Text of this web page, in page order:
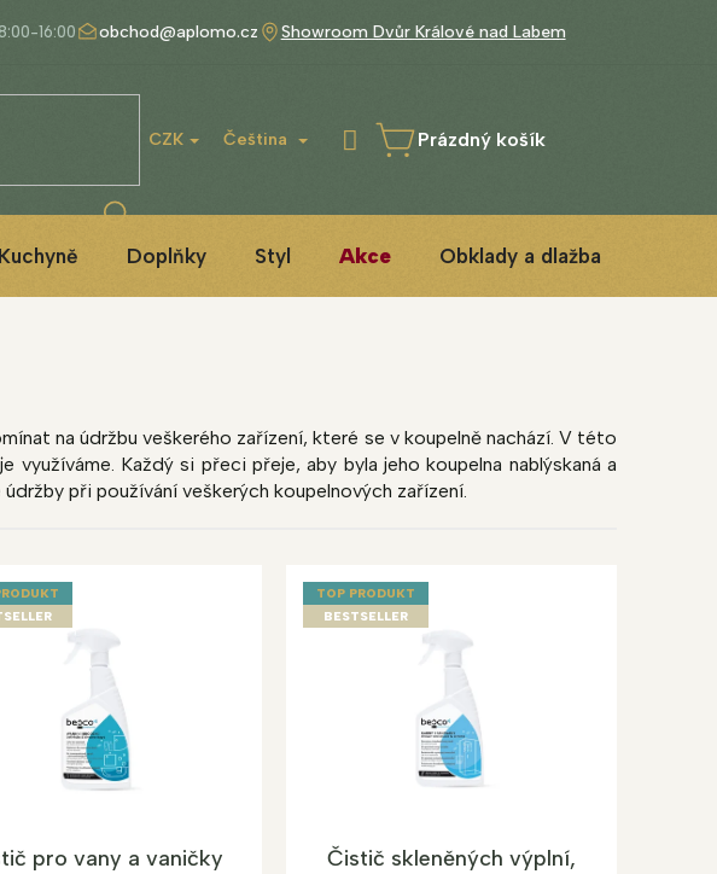
obchod@aplomo.cz Showroom Dvůr Králové nad Labem
CZK Čeština
NÁKUPNÍ
Prázdný košík
Kuchyně Doplňky Styl Akce Obklady a dlažba
na údržbu veškerého zařízení, které se v koupelně nachází. V této
Každý si přeci přeje, aby byla jeho koupelna nablýskaná a
při používání veškerých koupelnových zařízení.
pro vany a vaničky
TOP PRODUKT
BESTSELLER
Čistič skleněných výplní,